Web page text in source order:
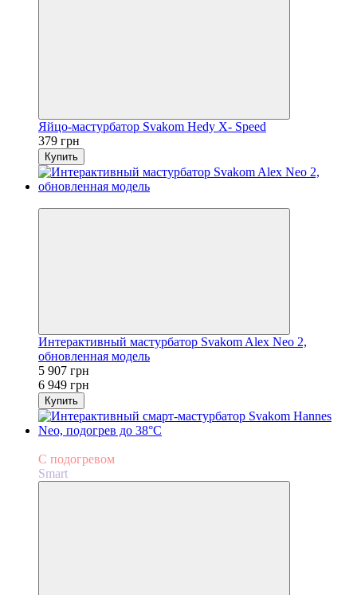
Яйцо-мастурбатор Svakom Hedy X- Speed
379 грн
Купить
Интерактивный мастурбатор Svakom Alex Neo 2,
обновленная модель
5 907 грн
6 949 грн
Купить
С подогревом
Smart